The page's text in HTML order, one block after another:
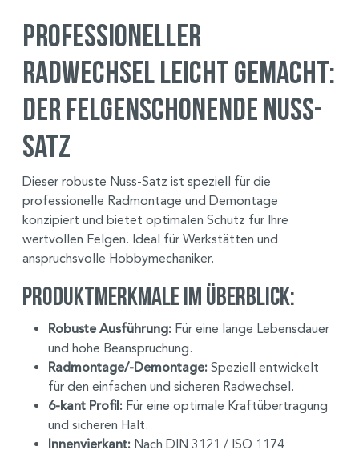
Professioneller
Radwechsel leicht gemacht:
Der Felgenschonende Nuss-
Satz
Dieser robuste Nuss-Satz ist speziell für die
professionelle Radmontage und Demontage
konzipiert und bietet optimalen Schutz für Ihre
wertvollen Felgen. Ideal für Werkstätten und
anspruchsvolle Hobbymechaniker.
Produktmerkmale im Überblick:
Robuste Ausführung: Für eine lange Lebensdauer
und hohe Beanspruchung.
Radmontage/-Demontage: Speziell entwickelt
für den einfachen und sicheren Radwechsel.
6-kant Profil: Für eine optimale Kraftübertragung
und sicheren Halt.
Innenvierkant: Nach DIN 3121 / ISO 1174